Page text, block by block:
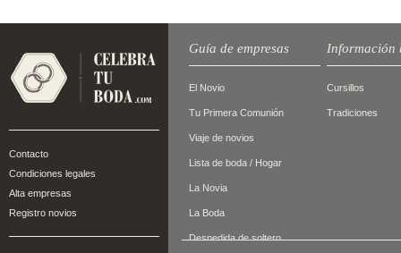
Contacto
Condiciones legales
Alta empresas
Registro novios
Guía de empresas
El Novio
Tu Primera Comunión
Viaje de novios
Lista de boda / Hogar
La Novia
La Boda
Despedida de soltero
Información
Cursillos
Tradiciones